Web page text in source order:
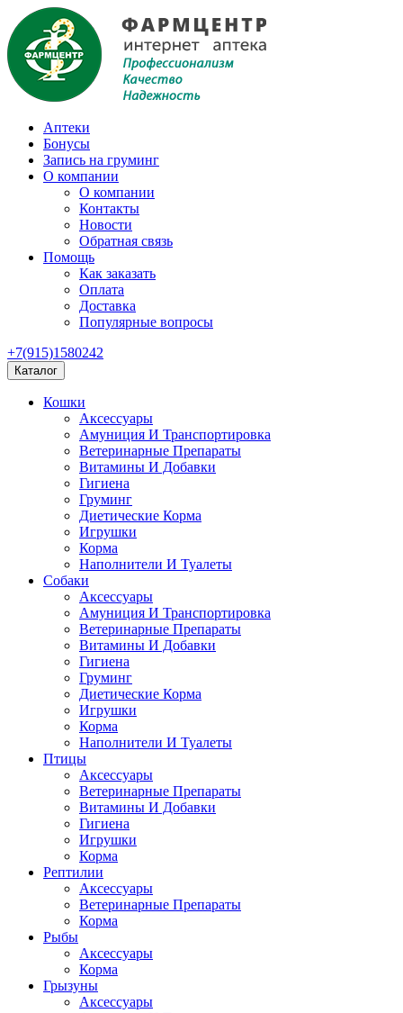
Аптеки
Бонусы
Запись на груминг
О компании
О компании
Контакты
Новости
Обратная связь
Помощь
Как заказать
Оплата
Доставка
Популярные вопросы
+7(915)1580242
Каталог
Кошки
Аксессуары
Амуниция И Транспортировка
Ветеринарные Препараты
Витамины И Добавки
Гигиена
Груминг
Диетические Корма
Игрушки
Корма
Наполнители И Туалеты
Собаки
Аксессуары
Амуниция И Транспортировка
Ветеринарные Препараты
Витамины И Добавки
Гигиена
Груминг
Диетические Корма
Игрушки
Корма
Наполнители И Туалеты
Птицы
Аксессуары
Ветеринарные Препараты
Витамины И Добавки
Гигиена
Игрушки
Корма
Рептилии
Аксессуары
Ветеринарные Препараты
Корма
Рыбы
Аксессуары
Корма
Грызуны
Аксессуары